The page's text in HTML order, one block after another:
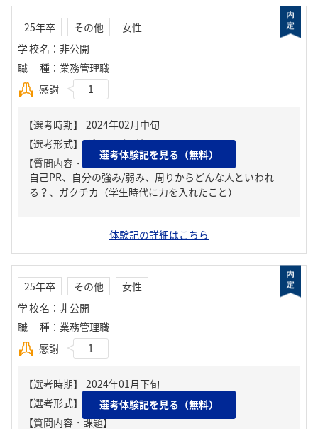
25年卒 その他
女性
学校名 ： 非公開
職種 ： 業務管理職
感謝
1
【質問内容・課題】
自己PR、自分の強み/弱み、周りからどんな人といわれ
る？、ガクチカ（学生時代に力を入れたこと）
選考体験記を見る（無料）
体験記の詳細はこちら
25年卒 その他
女性
学校名 ： 非公開
職種 ： 業務管理職
感謝
1
【質問内容・課題】
選考体験記を見る（無料）